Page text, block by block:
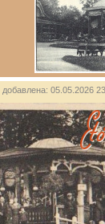
добавлена: 05.05.2026